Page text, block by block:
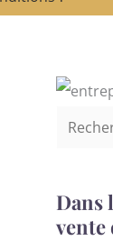
Dans
vente